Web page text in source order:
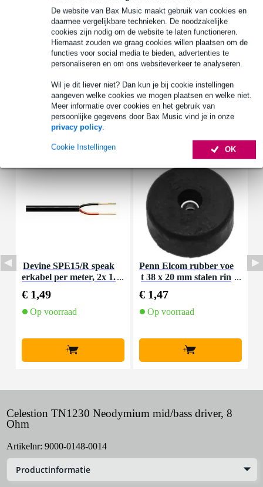
De website van Bax Music maakt gebruik van cookies en
daarmee vergelijkbare technieken. De noodzakelijke
cookies zijn nodig om de website te laten functioneren.
Hiernaast zouden we graag cookies willen plaatsen om de
functies voor social media te bieden, advertenties te
personaliseren en om ons websiteverkeer te analyseren.
Wil je dit liever niet? Dan kun je bij cookie instellingen
aangeven welke cookies we mogen plaatsen en welke niet.
Meer informatie over cookies en het gebruik van
persoonlijke gegevens door Bax Music vind je in onze
privacy policy.
OK
Cookie Instellingen
Productinformatie
nominale diameter: 305 mm / 12 inch
vermogensbelasting: 350W
continue vermogensbelasting: 700W
Bekijk alle productspecificaties
Devine SPE15/R speak
erkabel per meter, 2x 1.
€ 1,49
Op voorraad
+
Penn Elcom rubber voe
t 38 x 20 mm stalen rin
€ 1,47
Op voorraad
+
Celestion TN1230 Neodymium mid/bass driver, 8
Ohm
Artikelnr: 9000-0148-0014
Productinformatie